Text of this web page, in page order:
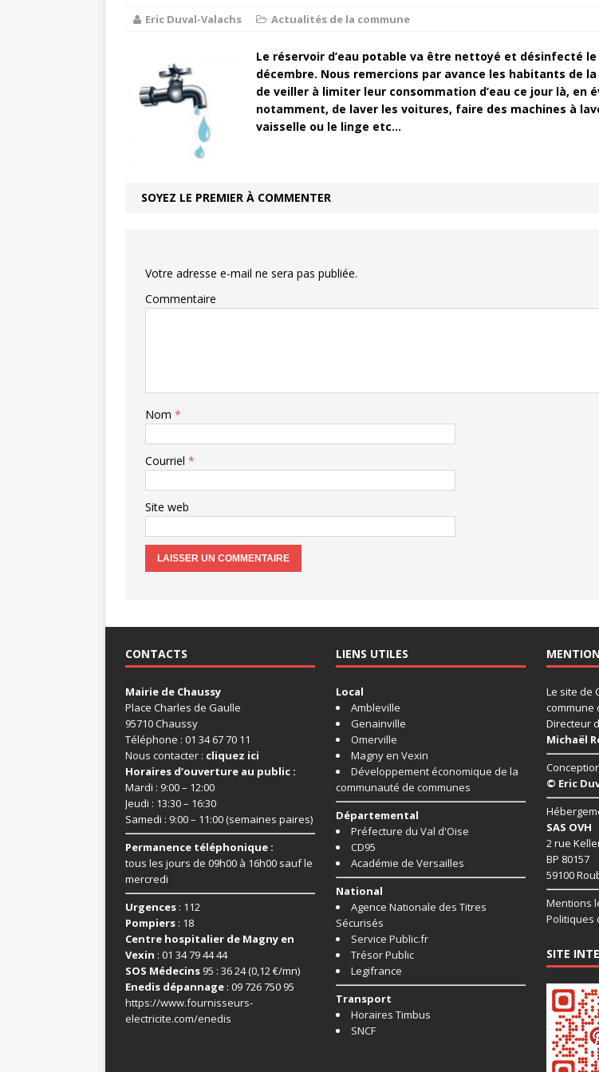
[ 17 juillet 2026 ] Balades extraordinaires | 26 juillet | Villarceaux
DE LA COMMUNE
[ 3 août 2026 ] Ninon de Lenclos ACTUALITÉS DE LA COMMUNE
Eric Duval-Valachs Actualités de la commune
Le réservoir d’eau potable va être nettoyé et désinfecté le
décembre. Nous remercions par avance les habitants de
de veiller à limiter leur consommation d’eau ce jour là, en
notamment, de laver les voitures, faire des machines à
vaisselle ou le linge etc…
SOYEZ LE PREMIER À COMMENTER
Votre adresse e-mail ne sera pas publiée.
Commentaire
Nom *
Courriel *
Site web
CONTACTS
Mairie de Chaussy
Place Charles de Gaulle
95710 Chaussy
Téléphone : 01 34 67 70 11
Nous contacter : cliquez ici
Horaires d’ouverture au public :
Mardi : 9:00 – 12:00
Jeudi : 13:30 – 16:30
Samedi : 9:00 – 11:00 (semaines paires)
Permanence téléphonique :
tous les jours de 09h00 à 16h00 sauf le
mercredi
Urgences : 112
Pompiers : 18
Centre hospitalier de Magny en
Vexin : 01 34 79 44 44
SOS Médecins 95 : 36 24 (0,12 €/mn)
Enedis dépannage : 09 726 750 95
https://www.fournisseurs-
electricite.com/enedis
LIENS UTILES
Local
Ambleville
Genainville
Omerville
Magny en Vexin
Développement économique de la
communauté de communes
Départemental
Préfecture du Val d'Oise
CD95
Académie de Versailles
National
Agence Nationale des Titres
Sécurisés
Service Public.fr
Trésor Public
Legifrance
Transport
Horaires Timbus
SNCF
Le site de
commune
Directeur
Michaël
© Eric
SAS OVH
2 rue
BP 80157
59100
Mentions
Politiques
SITE